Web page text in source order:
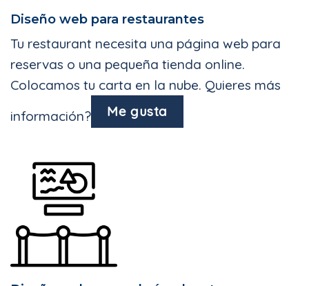
Diseño web para restaurantes
Tu restaurant necesita una página web para
reservas o una pequeña tienda online.
Colocamos tu carta en la nube. Quieres más
información?
Me gusta